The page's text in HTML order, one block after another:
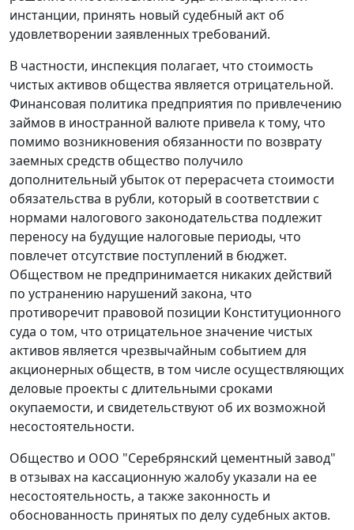
инстанции, принять новый судебный акт об
удовлетворении заявленных требований.
В частности, инспекция полагает, что стоимость
чистых активов общества является отрицательной.
Финансовая политика предприятия по привлечению
займов в иностранной валюте привела к тому, что
помимо возникновения обязанности по возврату
заемных средств общество получило
дополнительный убыток от перерасчета стоимости
обязательства в рубли, который в соответствии с
нормами налогового законодательства подлежит
переносу на будущие налоговые периоды, что
повлечет отсутствие поступлений в бюджет.
Обществом не предпринимается никаких действий
по устранению нарушений закона, что
противоречит правовой позиции Конституционного
суда о том, что отрицательное значение чистых
активов является чрезвычайным событием для
акционерных обществ, в том числе осуществляющих
деловые проекты с длительными сроками
окупаемости, и свидетельствуют об их возможной
несостоятельности.
Общество и ООО "Серебрянский цементный завод"
в отзывах на кассационную жалобу указали на ее
несостоятельность, а также законность и
обоснованность принятых по делу судебных актов.